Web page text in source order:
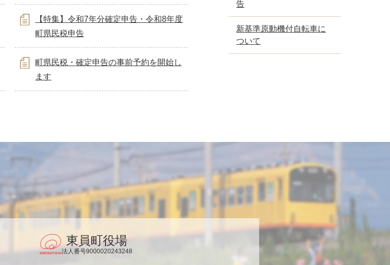
【特集】令和7年分確定申告・令和8年度
町県民税申告
町県民税・確定申告の事前予約を開始し
ます
告
新基準原動機付自転車に
ついて
東員町役場
法人番号9000020243248